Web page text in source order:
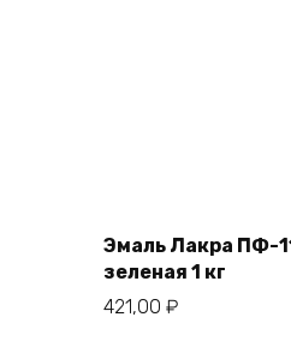
Эмаль Лакра ПФ-
зеленая 1 кг
421,00 ₽